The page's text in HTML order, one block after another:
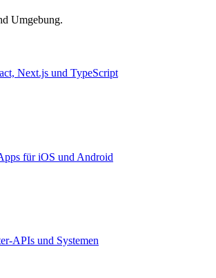
Umgebung.
Next.js und TypeScript
für iOS und Android
APIs und Systemen